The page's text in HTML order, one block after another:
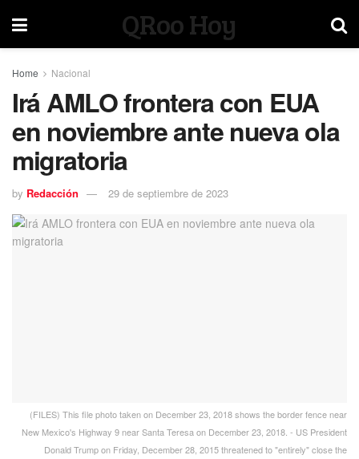
QRoo Hoy
Home Nacional
Irá AMLO frontera con EUA
en noviembre ante nueva ola
migratoria
by Redacción 29 de septiembre de 2023
(FILES) This file photo taken on December 23, 2018 shows the border fence near
New Mexico's Highway 9 near Santa Teresa on December 23, 2018. - US President
Donald Trump on Friday, December 28, 2015 threatened to "entirely" close the